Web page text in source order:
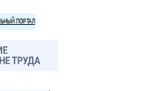
ПОРТАЛ